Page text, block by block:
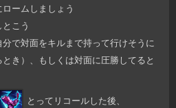
ームしましょう
こう
で対面をキルまで持って行けそうに
き）、もしくは対面に圧勝してると
とってリコールした後、